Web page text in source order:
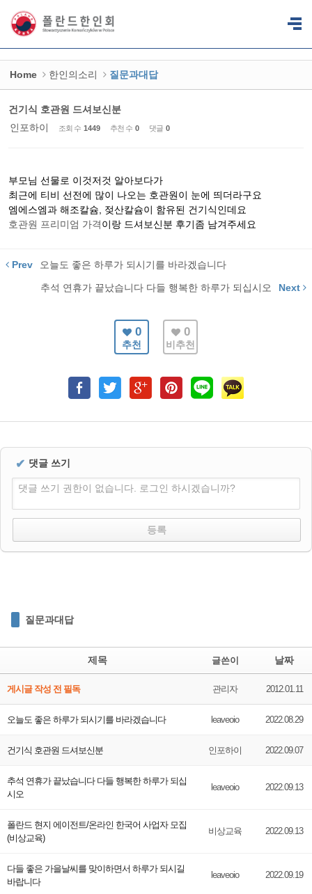
Home 한인의소리 질문과대답
건기식 호관원 드셔보신분
인포하이
조회 수 1449 추천 수 0 댓글 0
부모님 선물로 이것저것 알아보다가
최근에 티비 선전에 많이 나오는 호관원이 눈에 띄더라구요
엠에스엠과 해조칼슘, 젖산칼슘이 함유된 건기식인데요
호관원 프리미엄 가격이랑 드셔보신분 후기좀 남겨주세요
Prev 오늘도 좋은 하루가 되시기를 바라겠습니다
추석 연휴가 끝났습니다 다들 행복한 하루가 되십시오 Next
0
추천
0
비추천
✔ 댓글 쓰기
댓글 쓰기 권한이 없습니다. 로그인 하시겠습니까?
질문과대답
제목 글쓴이 날짜
게시글 작성 전 필독 관리자 2012.01.11
오늘도 좋은 하루가 되시기를 바라겠습니다 leaveoio 2022.08.29
건기식 호관원 드셔보신분 인포하이 2022.09.07
추석 연휴가 끝났습니다 다들 행복한 하루가 되십
시오
leaveoio 2022.09.13
폴란드 현지 에이전트/온라인 한국어 사업자 모집
(비상교육)
비상교육 2022.09.13
다들 좋은 가을날씨를 맞이하면서 하루가 되시길
바랍니다
leaveoio 2022.09.19